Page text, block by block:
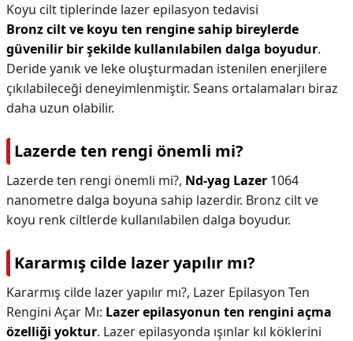
Koyu cilt tiplerinde lazer epilasyon tedavisi
Bronz cilt ve koyu ten rengine sahip bireylerde
güvenilir bir şekilde kullanılabilen dalga boyudur.
Deride yanık ve leke oluşturmadan istenilen enerjilere
çıkılabileceği deneyimlenmiştir. Seans ortalamaları biraz
daha uzun olabilir.
Lazerde ten rengi önemli mi?
Lazerde ten rengi önemli mi?, Nd-yag Lazer 1064
nanometre dalga boyuna sahip lazerdir. Bronz cilt ve
koyu renk ciltlerde kullanılabilen dalga boyudur.
Kararmış cilde lazer yapılır mı?
Kararmış cilde lazer yapılır mı?, Lazer Epilasyon Ten
Rengini Açar Mı: Lazer epilasyonun ten rengini açma
özelliği yoktur. Lazer epilasyonda ışınlar kıl köklerini